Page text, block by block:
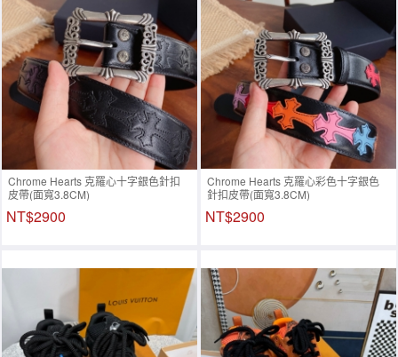
Chrome Hearts 克羅心十字銀色針扣
皮帶(面寬3.8CM)
NT$2900
Chrome Hearts 克羅心彩色十字銀色
針扣皮帶(面寬3.8CM)
NT$2900